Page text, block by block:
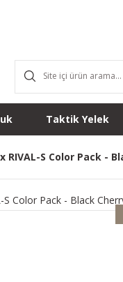
Taktik Yelek
RIVAL-S Color Pack -